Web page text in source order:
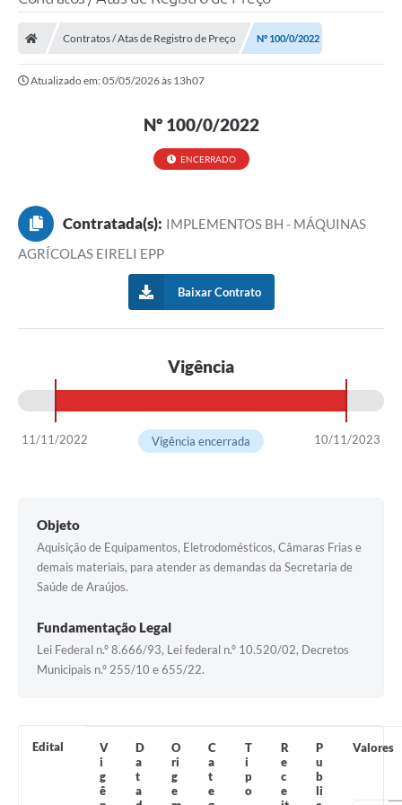
Lei Aldir Blanc 2026
COMPRA DIRETA
Conselhos
Patrimônio Cultural
E-SIC
DOC Licenciamento Ambiental
Notícias
Acesso a Informação (Transparência)
Arquivos de Transparência
Modelos
Órgãos Municipais
Contratos / Atas de Registro de Preço Nº 100/0/2022
Atualizado em: 05/05/2026 às 13h07
Nº 100/0/2022
ENCERRADO
Contratada(s): IMPLEMENTOS BH - MÁQUINAS
AGRÍCOLAS EIRELI EPP
Baixar Contrato
Vigência
11/11/2022 10/11/2023
Vigência encerrada
Objeto
Aquisição de Equipamentos, Eletrodomésticos, Câmaras Frias e
demais materiais, para atender as demandas da Secretaria de
Saúde de Araújos.
Fundamentação Legal
Lei Federal n.º 8.666/93, Lei federal n.º 10.520/02, Decretos
Municipais n.º 255/10 e 655/22.
Edital
V
i
g
ê
D
a
t
a
O
ri
g
e
C
a
t
e
T
i
p
o
R
e
c
e
P
u
b
li
Valores